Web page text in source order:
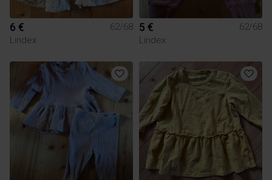
6 €
62/68
Lindex
5 €
62/68
Lindex